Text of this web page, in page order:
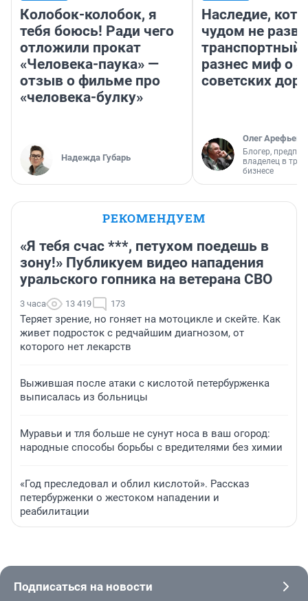
Колобок-колобок, я
тебя боюсь! Ради чего
отложили прокат
«Человека-паука» —
отзыв о фильме про
«человека-булку»
Надежда Губарь
Наследие,
чудом не
транспортный
разнес миф о
советских
Олег Арефьев
Блогер,
владелец в
бизнесе
РЕКОМЕНДУЕМ
«Я тебя счас ***, петухом поедешь в
зону!» Публикуем видео нападения
уральского гопника на ветерана СВО
3 часа 13 419 173
Теряет зрение, но гоняет на мотоцикле и скейте. Как
живет подросток с редчайшим диагнозом, от
которого нет лекарств
Выжившая после атаки с кислотой петербурженка
выписалась из больницы
Муравьи и тля больше не сунут носа в ваш огород:
народные способы борьбы с вредителями без химии
«Год преследовал и облил кислотой». Рассказ
петербурженки о жестоком нападении и
реабилитации
Подписаться на новости